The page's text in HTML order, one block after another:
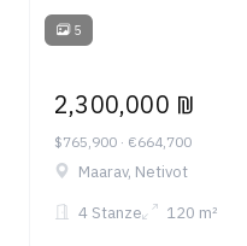
5
2,300,000 ₪
$765,900 · €664,700
Maarav, Netivot
4 Stanze
120 m²